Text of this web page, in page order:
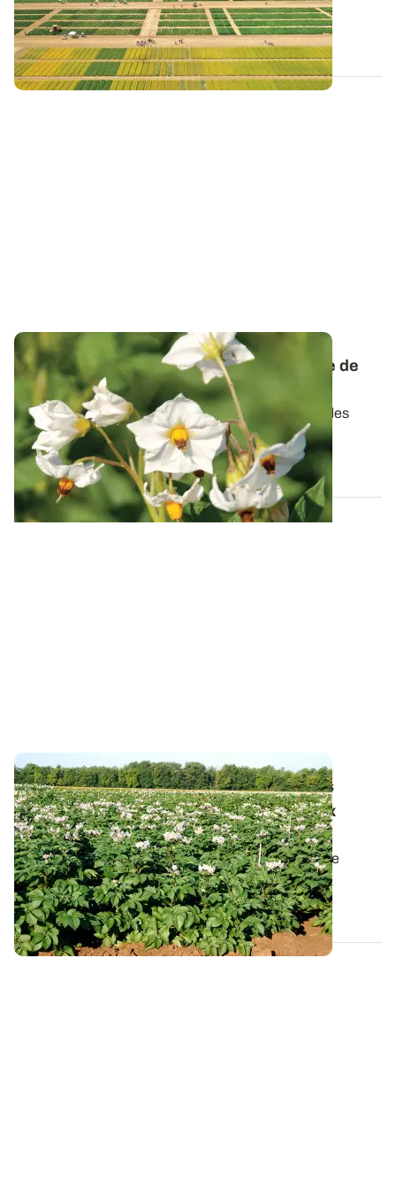
en 2025 sur pomme de terre et les...
20 FÉVR. 2026
Calcul de dose et fractionnement - Pomme de
terre : des besoins en azote réactualisés
La fertilisation azotée de la pomme de terre est un des
leviers majeurs pour optimiser le...
04 AVR. 2019
Fertilisation azotée - Pomme de terre : des
produits organiques complémentaires aux
sources minérales
Dans le contexte économique actuel, des engrais de
substitution aux engrais minéraux...
25 AVR. 2022